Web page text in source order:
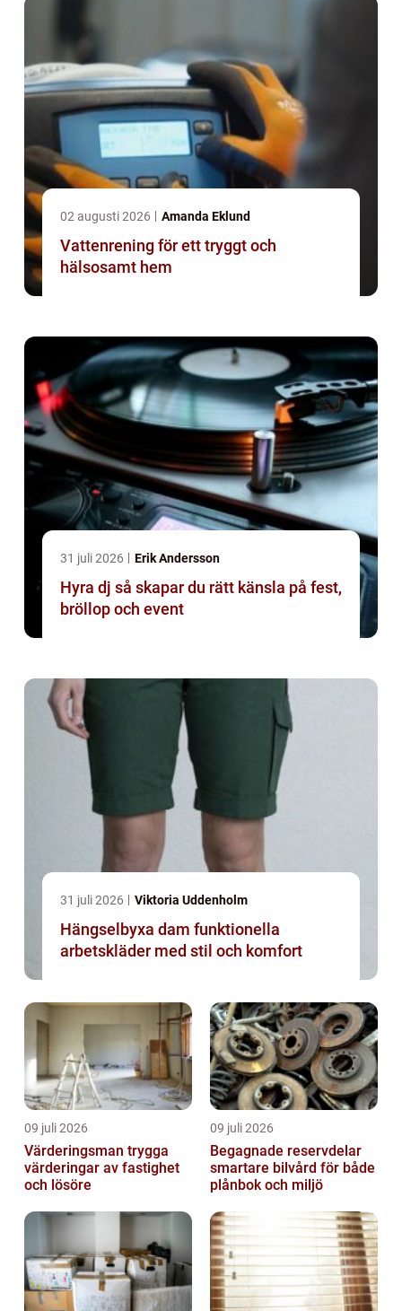
02 augusti 2026 Amanda Eklund
Vattenrening för ett tryggt och
hälsosamt hem
31 juli 2026 Erik Andersson
Hyra dj så skapar du rätt känsla på fest,
bröllop och event
31 juli 2026 Viktoria Uddenholm
Hängselbyxa dam funktionella
arbetskläder med stil och komfort
09 juli 2026
Värderingsman trygga
värderingar av fastighet
och lösöre
09 juli 2026
Begagnade reservdelar
smartare bilvård för både
plånbok och miljö